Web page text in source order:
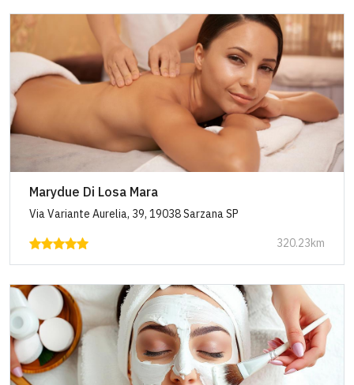
Marydue Di Losa Mara
Via Variante Aurelia, 39, 19038 Sarzana SP
320.23km